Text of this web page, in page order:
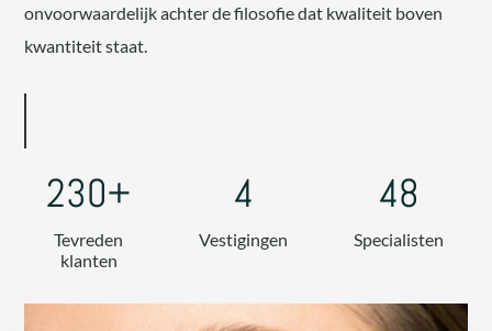
onvoorwaardelijk achter de filosofie dat kwaliteit boven
kwantiteit staat.
230+
Tevreden
klanten
4
Vestigingen
48
Specialisten